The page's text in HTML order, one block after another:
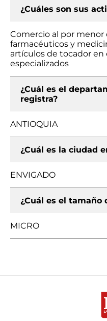
¿Cuáles son sus
Comercio al por
farmacéuticos y
artículos de tocador
especializados
¿Cuál es el
registra?
ANTIOQUIA
¿Cuál es la ciudad
ENVIGADO
¿Cuál es el tamaño
MICRO